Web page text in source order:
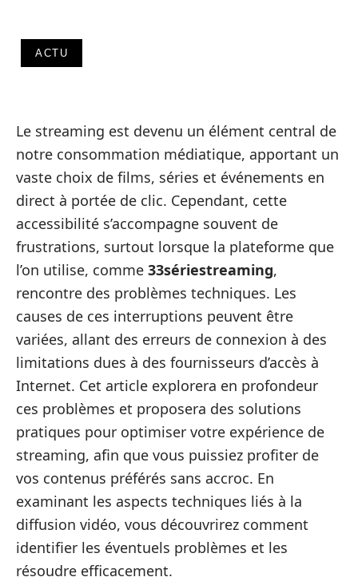
ACTU
Le streaming est devenu un élément central de
notre consommation médiatique, apportant un
vaste choix de films, séries et événements en
direct à portée de clic. Cependant, cette
accessibilité s’accompagne souvent de
frustrations, surtout lorsque la plateforme que
l’on utilise, comme 33sériestreaming,
rencontre des problèmes techniques. Les
causes de ces interruptions peuvent être
variées, allant des erreurs de connexion à des
limitations dues à des fournisseurs d’accès à
Internet. Cet article explorera en profondeur
ces problèmes et proposera des solutions
pratiques pour optimiser votre expérience de
streaming, afin que vous puissiez profiter de
vos contenus préférés sans accroc. En
examinant les aspects techniques liés à la
diffusion vidéo, vous découvrirez comment
identifier les éventuels problèmes et les
résoudre efficacement.